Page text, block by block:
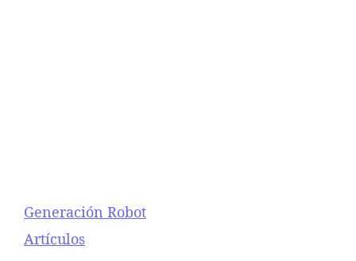
Generación Robot
Respecto a
Artículos